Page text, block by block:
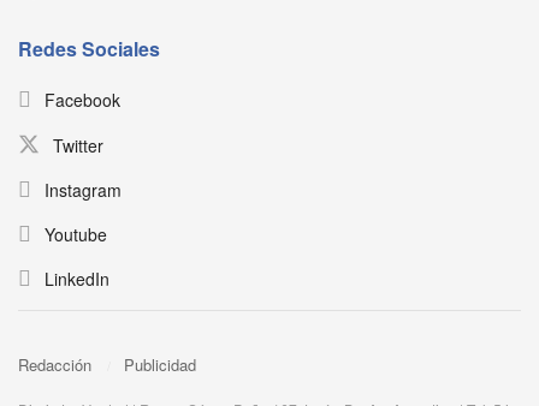
Redes Sociales
Facebook
Twitter
Instagram
Youtube
LinkedIn
Redacción Publicidad